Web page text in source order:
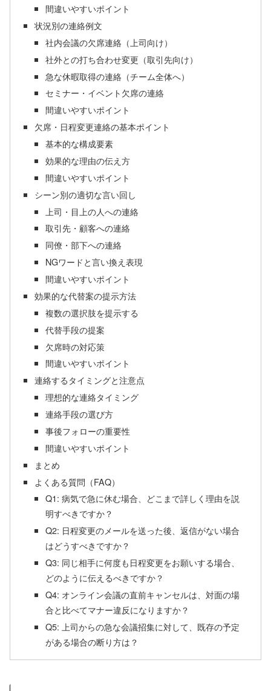
間違いやすいポイント
状況別の連絡例文
社内会議の欠席連絡（上司向け）
社外との打ち合わせ変更（取引先向け）
急な休暇取得の連絡（チーム全体へ）
セミナー・イベント欠席の連絡
間違いやすいポイント
欠席・日程変更連絡の基本ポイント
基本的な構成要素
効果的な理由の伝え方
間違いやすいポイント
シーン別の適切な言い回し
上司・目上の人への連絡
取引先・顧客への連絡
同僚・部下への連絡
NGワードと言い換え表現
間違いやすいポイント
効果的な代替案の提示方法
複数の選択肢を提示する
代替手段の提案
欠席時の対応策
間違いやすいポイント
連絡するタイミングと注意点
理想的な連絡タイミング
連絡手段の選び方
事後フォローの重要性
間違いやすいポイント
まとめ
よくある質問（FAQ）
Q1: 病気で急に休む場合、どこまで詳しく理由を説
明すべきですか？
Q2: 日程変更のメールを送った後、返信がない場合
はどうすべきですか？
Q3: 同じ相手に何度も日程変更をお願いする場合、
どのように伝えるべきですか？
Q4: オンライン会議の直前キャンセルは、対面の場
合と比べてマナー違反になりますか？
Q5: 上司からの急な会議招集に対して、既存の予定
がある場合の断り方は？